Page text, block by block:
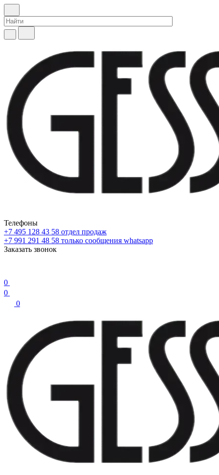
Телефоны
+7 495 128 43 58 отдел продаж
+7 991 291 48 58 только сообщения whatsapp
Заказать звонок
0
0
0